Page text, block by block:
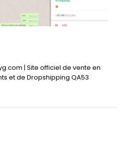
| Site officiel de vente en
et de Dropshipping QA53